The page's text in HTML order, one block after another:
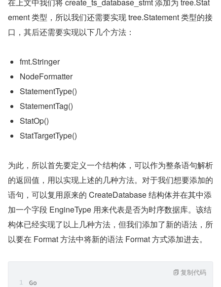
ement 类型，所以我们还需要实现 tree.Statement 类型的接
口，其后还需要实现以下几个方法：
fmt.Stringer
NodeFormatter
StatementType()
StatementTag()
StatOp()
StatTargetType()
为此，所以首先要定义一个结构体，可以作为整条语句解析
的返回值，用以实现上述的几种方法。对于我们想要添加的
语句，可以复用原来的 CreateDatabase 结构体并在其中添
加一个字段 EngineType 用来代表是否为时序数据库。该结
构体已经实现了以上几种方法，但我们添加了新的语法，所
以要在 Format 方法中将新的语法 Format 方式添加进去。
Go
复制代码